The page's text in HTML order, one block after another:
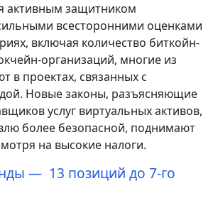
активным защитником
всесторонними оценками
включая количество биткойн-
организаций, многие из
в проектах, связанных с
Новые законы, разъясняющие
услуг виртуальных активов,
более безопасной, поднимают
на высокие налоги.
— 13 позиций до 7-го